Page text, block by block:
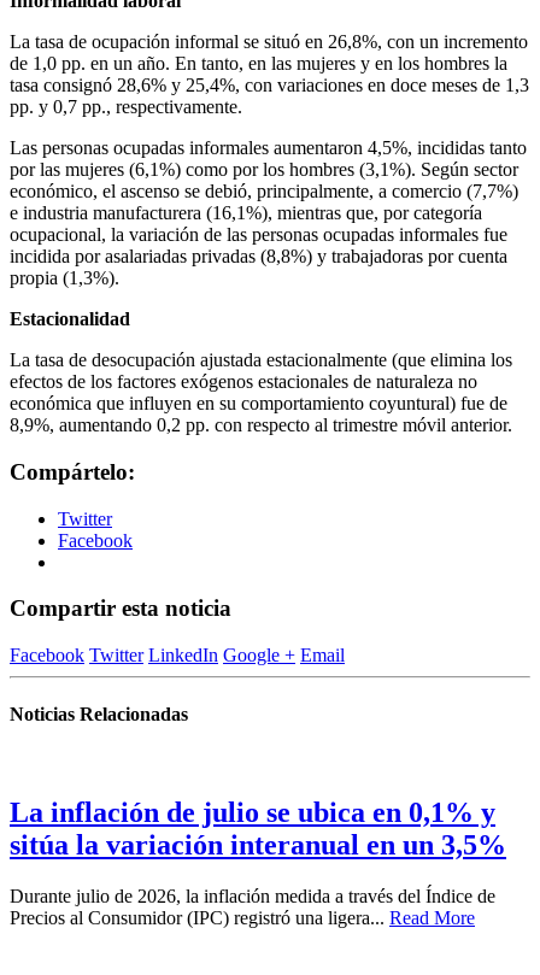
La tasa de ocupación informal se situó en 26,8%, con un incremento
de 1,0 pp. en un año. En tanto, en las mujeres y en los hombres la
tasa consignó 28,6% y 25,4%, con variaciones en doce meses de 1,3
pp. y 0,7 pp., respectivamente.
Las personas ocupadas informales aumentaron 4,5%, incididas tanto
por las mujeres (6,1%) como por los hombres (3,1%). Según sector
económico, el ascenso se debió, principalmente, a comercio (7,7%)
e industria manufacturera (16,1%), mientras que, por categoría
ocupacional, la variación de las personas ocupadas informales fue
incidida por asalariadas privadas (8,8%) y trabajadoras por cuenta
propia (1,3%).
Estacionalidad
La tasa de desocupación ajustada estacionalmente (que elimina los
efectos de los factores exógenos estacionales de naturaleza no
económica que influyen en su comportamiento coyuntural) fue de
8,9%, aumentando 0,2 pp. con respecto al trimestre móvil anterior.
Compártelo:
Twitter
Facebook
Compartir esta noticia
Facebook Twitter LinkedIn Google + Email
Noticias Relacionadas
La inflación de julio se ubica en 0,1% y
sitúa la variación interanual en un 3,5%
Durante julio de 2026, la inflación medida a través del Índice de
Precios al Consumidor (IPC) registró una ligera... Read More